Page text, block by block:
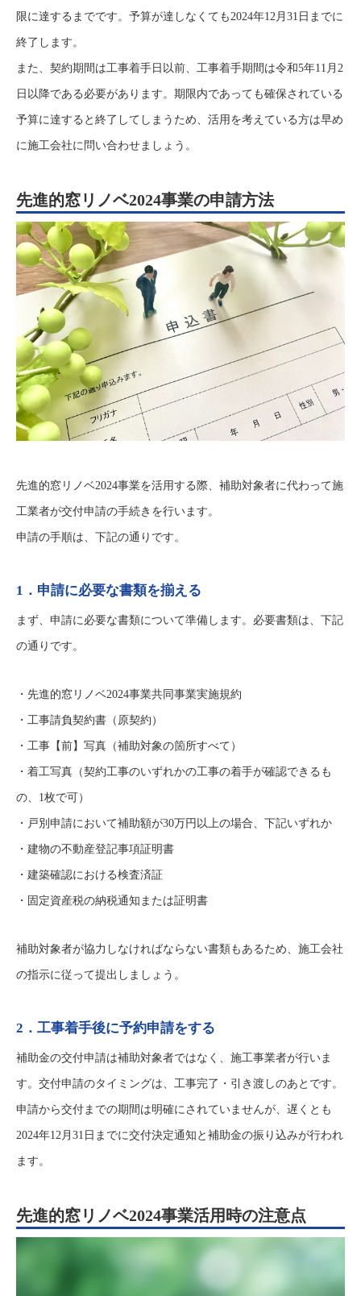
限に達するまでです。予算が達しなくても2024年12月31日までに
終了します。
また、契約期間は工事着手日以前、工事着手期間は令和5年11月2
日以降である必要があります。期限内であっても確保されている
予算に達すると終了してしまうため、活用を考えている方は早め
に施工会社に問い合わせましょう。
先進的窓リノベ2024事業の申請方法
先進的窓リノベ2024事業を活用する際、補助対象者に代わって施
工業者が交付申請の手続きを行います。
申請の手順は、下記の通りです。
1．申請に必要な書類を揃える
まず、申請に必要な書類について準備します。必要書類は、下記
の通りです。
・先進的窓リノベ2024事業共同事業実施規約
・工事請負契約書（原契約）
・工事【前】写真（補助対象の箇所すべて）
・着工写真（契約工事のいずれかの工事の着手が確認できるも
の、1枚で可）
・戸別申請において補助額が30万円以上の場合、下記いずれか
・建物の不動産登記事項証明書
・建築確認における検査済証
・固定資産税の納税通知または証明書
補助対象者が協力しなければならない書類もあるため、施工会社
の指示に従って提出しましょう。
2．工事着手後に予約申請をする
補助金の交付申請は補助対象者ではなく、施工事業者が行いま
す。交付申請のタイミングは、工事完了・引き渡しのあとです。
申請から交付までの期間は明確にされていませんが、遅くとも
2024年12月31日までに交付決定通知と補助金の振り込みが行われ
ます。
先進的窓リノベ2024事業活用時の注意点